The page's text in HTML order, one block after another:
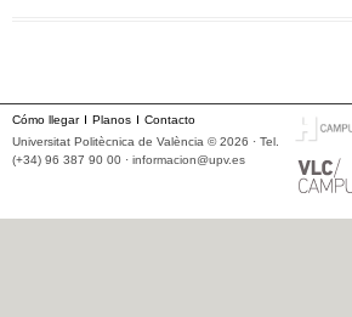
Cómo llegar Planos
Contacto
Universitat Politècnica de València © 2026 · Tel.
(+34) 96 387 90 00 · informacion@upv.es